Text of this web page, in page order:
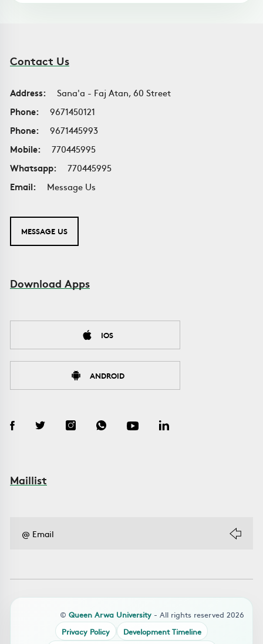
Contact Us
Address:
Sana'a - Faj Atan, 60 Street
Phone:
9671450121
Phone:
9671445993
Mobile:
770445995
Whatsapp:
770445995
Email:
Message Us
MESSAGE US
Download Apps
IOS
ANDROID
Maillist
© Queen Arwa University - All rights reserved 2026
Privacy Policy
Development Timeline